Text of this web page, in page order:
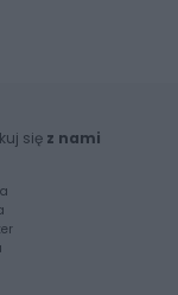
się z nami